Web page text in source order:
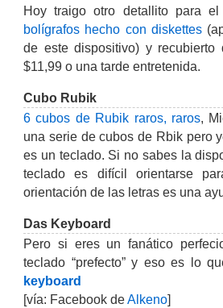
Hoy traigo otro detallito para
bolígrafos hecho con diskettes
de este dispositivo) y
$11,99 o una tarde entretenida.
Cubo Rubik
6 cubos de Rubik raros, raros,
una serie de cubos de Rbik pero
es un teclado. Si no sabes la
teclado es difícil orientarse
orientación de las letras es una
Das Keyboard
Pero si eres un fanático
teclado “prefecto” y eso es lo
keyboard
[vía: Facebook deAlkeno]